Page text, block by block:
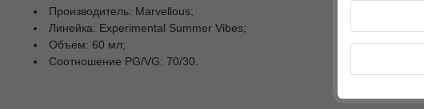
Производитель: Marvellous;
Линейка: Experimental Summer Vibes;
Объем: 60 мл;
Соотношение PG/VG: 70/30.